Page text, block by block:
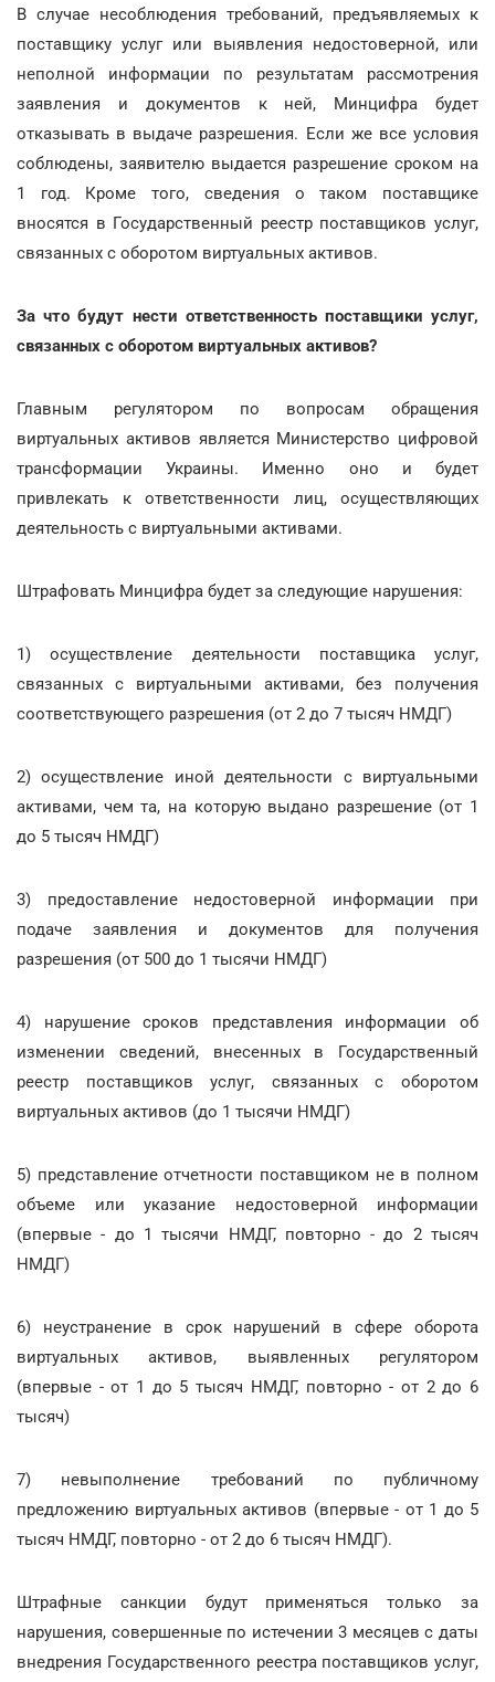
В случае несоблюдения требований, предъявляемых к
поставщику услуг или выявления недостоверной, или
неполной информации по результатам рассмотрения
заявления и документов к ней, Минцифра будет
отказывать в выдаче разрешения. Если же все условия
соблюдены, заявителю выдается разрешение сроком на
1 год. Кроме того, сведения о таком поставщике
вносятся в Государственный реестр поставщиков услуг,
связанных с оборотом виртуальных активов.
За что будут нести ответственность поставщики услуг,
связанных с оборотом виртуальных активов?
Главным регулятором по вопросам обращения
виртуальных активов является Министерство цифровой
трансформации Украины. Именно оно и будет
привлекать к ответственности лиц, осуществляющих
деятельность с виртуальными активами.
Штрафовать Минцифра будет за следующие нарушения:
1) осуществление деятельности поставщика услуг,
связанных с виртуальными активами, без получения
соответствующего разрешения (от 2 до 7 тысяч НМДГ)
2) осуществление иной деятельности с виртуальными
активами, чем та, на которую выдано разрешение (от 1
до 5 тысяч НМДГ)
3) предоставление недостоверной информации при
подаче заявления и документов для получения
разрешения (от 500 до 1 тысячи НМДГ)
4) нарушение сроков представления информации об
изменении сведений, внесенных в Государственный
реестр поставщиков услуг, связанных с оборотом
виртуальных активов (до 1 тысячи НМДГ)
5) представление отчетности поставщиком не в полном
объеме или указание недостоверной информации
(впервые - до 1 тысячи НМДГ, повторно - до 2 тысяч
НМДГ)
6) неустранение в срок нарушений в сфере оборота
виртуальных активов, выявленных регулятором
(впервые - от 1 до 5 тысяч НМДГ, повторно - от 2 до 6
тысяч)
7) невыполнение требований по публичному
предложению виртуальных активов (впервые - от 1 до 5
тысяч НМДГ, повторно - от 2 до 6 тысяч НМДГ).
Штрафные санкции будут применяться только за
нарушения, совершенные по истечении 3 месяцев с даты
внедрения Государственного реестра поставщиков услуг,